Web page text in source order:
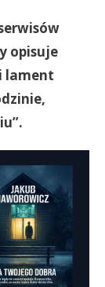
opisuje
lament